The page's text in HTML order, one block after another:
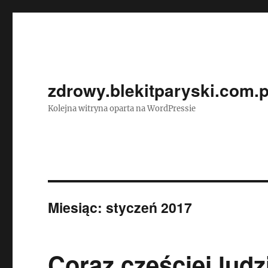
Kolejna witryna oparta na WordPressie
Miesiąc:styczeń 2017